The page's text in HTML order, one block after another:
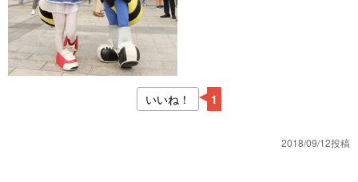
いいね！ 1
2018/09/12投稿